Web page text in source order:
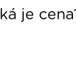
je